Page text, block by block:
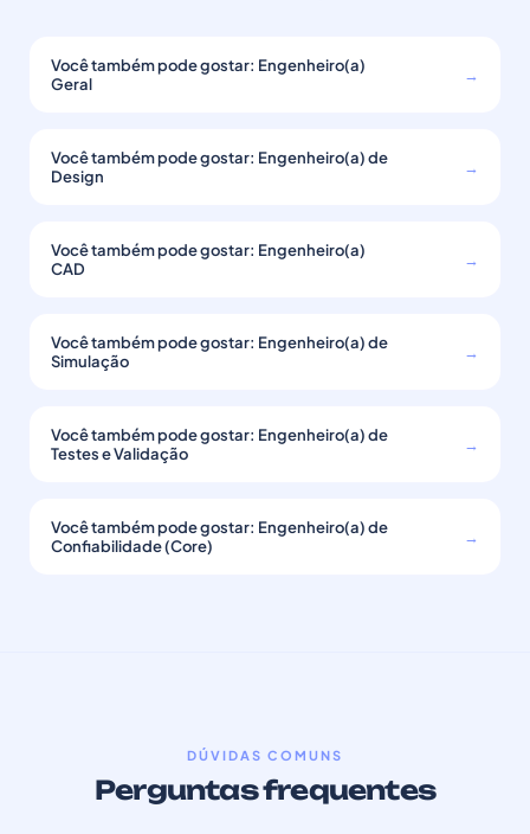
Você também pode gostar: Engenheiro(a)
Geral
→
Você também pode gostar: Engenheiro(a) de
Design
→
Você também pode gostar: Engenheiro(a)
CAD
→
Você também pode gostar: Engenheiro(a) de
Simulação
→
Você também pode gostar: Engenheiro(a) de
Testes e Validação
→
Você também pode gostar: Engenheiro(a) de
Confiabilidade (Core)
→
DÚVIDAS COMUNS
Perguntas frequentes